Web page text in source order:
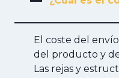
El coste del
del producto y
Las rejas y